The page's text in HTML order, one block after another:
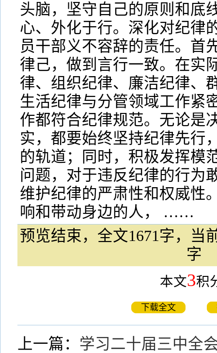
头脑，坚守自己的原则和底
心、外化于行。深化对纪律
员干部义不容辞的责任。首
律己，做到言行一致。在实
律、组织纪律、廉洁纪律、
生活纪律与分管领域工作紧
作都符合纪律规范。无论是
实，都要始终坚持纪律先行
的轨道；同时，积极发挥模
问题，对于违反纪律的行为
维护纪律的严肃性和权威性
响和带动身边的人， ……
预览结束，全文1671字，当
字
本文3积
下载全文
上一篇： 学习二十届三中全